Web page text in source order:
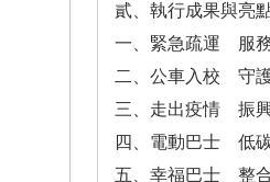
貳、執行成果與亮
一、緊急疏運 服
二、公車入校 守
三、走出疫情 振
四、電動巴士 低
五、幸福巴士 整